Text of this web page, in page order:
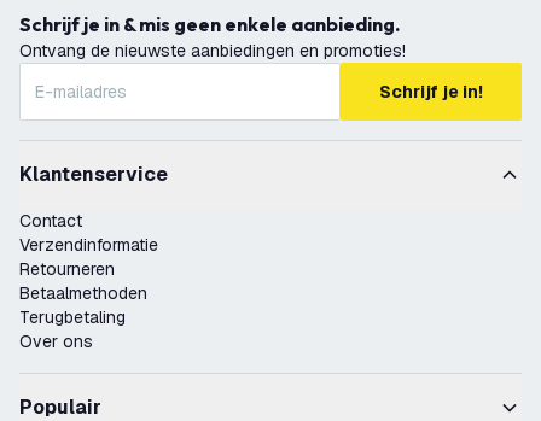
Schrijf je in & mis geen enkele aanbieding.
Ontvang de nieuwste aanbiedingen en promoties!
Schrijf je in!
Klantenservice
Contact
Verzendinformatie
Retourneren
Betaalmethoden
Terugbetaling
Over ons
Populair